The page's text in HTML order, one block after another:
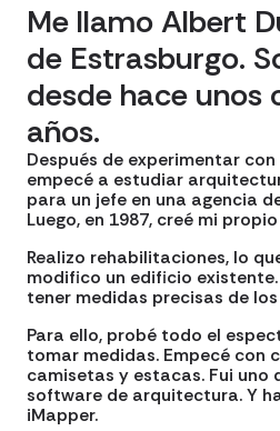
Me llamo Albert
de Estrasburgo.
desde hace unos
años.
Después de experimentar
empecé a estudiar
para un jefe en una agencia
Luego, en 1987, creé mi
Realizo rehabilitaciones, lo
modifico un edificio
tener medidas precisas de
Para ello, probé todo el
tomar medidas. Empecé con
camisetas y estacas. Fui uno
software de arquitectura. Y
iMapper.